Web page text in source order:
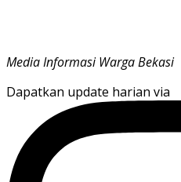
Media Informasi Warga Bekasi
Dapatkan update harian via